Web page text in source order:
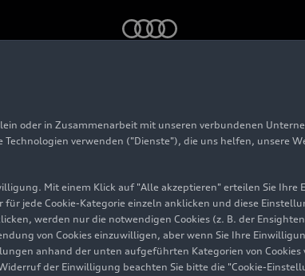
oder in Zusammenarbeit mit unseren verbundenen
verwenden ("Dienste"), die uns helfen, unsere
Mit einem Klick auf "Alle akzeptieren" erteilen Sie
jede Cookie-Kategorie einzeln anklicken und diese
werden nur die notwendigen Cookies (z. B. der
von Cookies einzuwilligen, aber wenn Sie Ihre
anhand der unten aufgeführten Kategorien von
der Einwilligung beachten Sie bitte die "Cookie-